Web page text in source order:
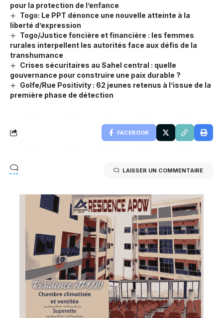
pour la protection de l’enfance
Togo: Le PPT dénonce une nouvelle atteinte à la
liberté d’expression
Togo/Justice foncière et financière : les femmes
rurales interpellent les autorités face aux défis de la
transhumance
Crises sécuritaires au Sahel central : quelle
gouvernance pour construire une paix durable ?
Golfe/Rue Positivity : 62 jeunes retenus à l’issue de la
première phase de détection
FACEBOOK
LAISSER UN COMMENTAIRE